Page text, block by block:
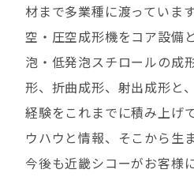
材まで多業種に渡っていま
空・圧空成形機をコア設備
泡・低発泡スチロールの成
形、折曲成形、射出成形と
経験をこれまでに積み上げ
ウハウと情報、そこから生
今後も近畿シコーがお客様